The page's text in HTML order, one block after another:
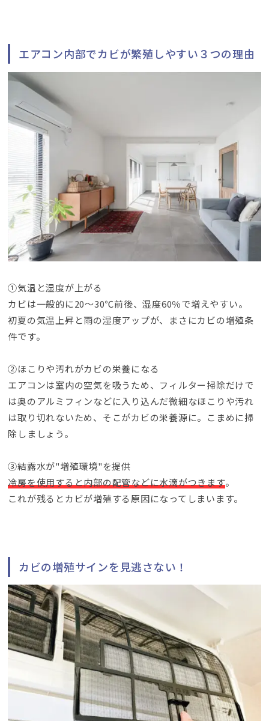
エアコン内部でカビが繁殖しやすい３つの理由
①気温と湿度が上がる
カビは一般的に20～30℃前後、湿度60％で増えやすい。
初夏の気温上昇と雨の湿度アップが、
まさにカビの増殖条
件です。
②ほこりや汚れがカビの栄養になる
エアコンは室内の空気を吸うため、 フィルター掃除だけで
は奥のアルミフィンなどに入り込んだ微細なほこりや汚れ
は取り切れないため、 そこがカビの栄養源に。
こまめに掃
除しましょう。
③結露水が"増殖環境"を提供
冷房を使用すると内部の配管などに水滴がつきます。
これが残るとカビが増殖する原因になってしまいます。
カビの増殖サインを見逃さない！